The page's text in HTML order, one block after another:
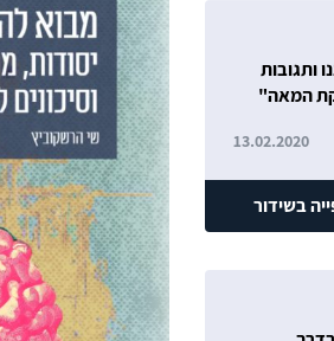
ותגובות
המאה"
13.02.2020
בשידור